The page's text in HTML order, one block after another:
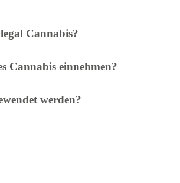
Cannabis?
Cannabis einnehmen?
werden?